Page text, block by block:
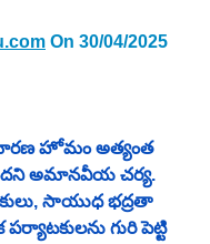
On 30/04/2025
హోమం అత్యంత
అమానవీయ చర్య.
సాయుధ భద్రతా
గురి పెట్టి